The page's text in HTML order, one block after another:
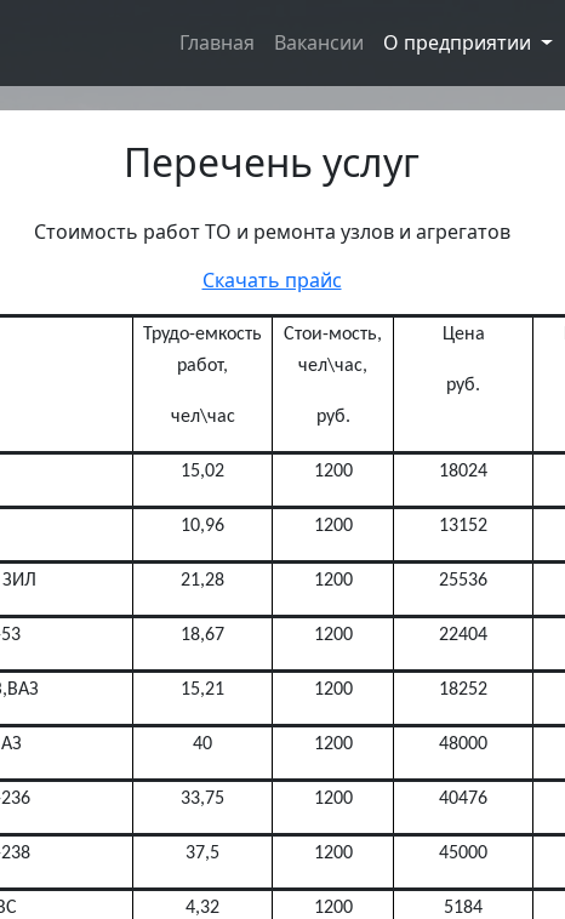
Главная Вакансии О предприятии
Перечень услуг
Стоимость работ ТО и ремонта узлов и агрегатов
Скачать прайс
Трудо-емкость
работ,
чел\час
Стои-мость,
чел\час,
руб.
Цена
руб.
15,02 1200 18024
10,96 1200 13152
21,28 1200 25536
18,67 1200 22404
15,21 1200 18252
40 1200 48000
33,75 1200 40476
37,5 1200 45000
4,32 1200 5184